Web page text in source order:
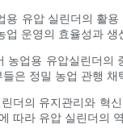
용 유압 실린더의 활
운영의 효율성과
농업용 유압실린더
은 정밀 농업 관행
더의 유지관리와 혁
따라 유압 실린더의